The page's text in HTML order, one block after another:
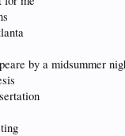
by a midsummer